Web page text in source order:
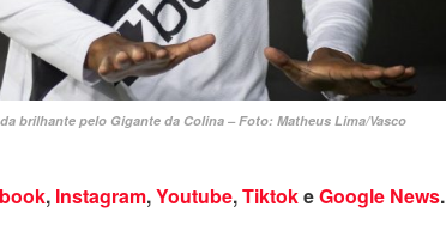
brilhante pelo Gigante da Colina – Foto: Matheus Lima/Vasco
, Instagram,Youtube,TiktokeGoogle News.